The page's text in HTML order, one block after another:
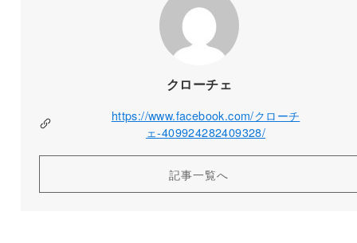
クローチェ
https://www.facebook.com/クローチ
ェ-409924282409328/
記事一覧へ